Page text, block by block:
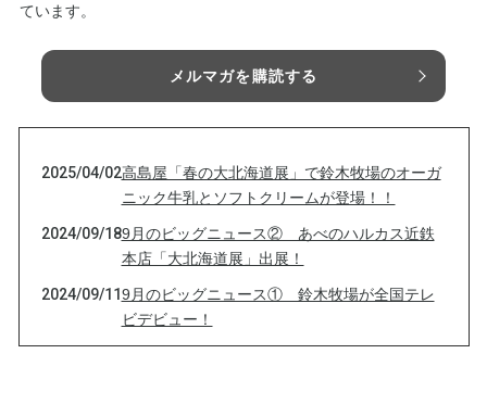
ています。
メルマガを購読する
2025/04/02高島屋「春の大北海道展」で鈴木牧場のオーガ
ニック牛乳とソフトクリームが登場！！
2024/09/189月のビッグニュース② あべのハルカス近鉄
本店「大北海道展」出展！
2024/09/119月のビッグニュース① 鈴木牧場が全国テレ
ビデビュー！